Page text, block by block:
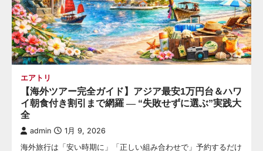
エアトリ
【海外ツアー完全ガイド】アジア最安1万円台＆ハワ
イ朝食付き割引まで網羅 ― “失敗せずに選ぶ”実践大
全
admin 1月 9, 2026
海外旅行は「安い時期に」「正しい組み合わせで」予約するだけ